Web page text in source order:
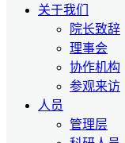
关于我们
院长致辞
理事会
协作机构
参观来访
人员
管理层